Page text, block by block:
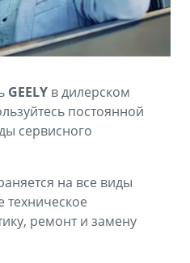
от 4 349 990 ₽*
GEELY EX5
от 3 769 990 ₽*
GEELY в дилерском
постоянной
сервисного
на все виды
техническое
ремонт и замену